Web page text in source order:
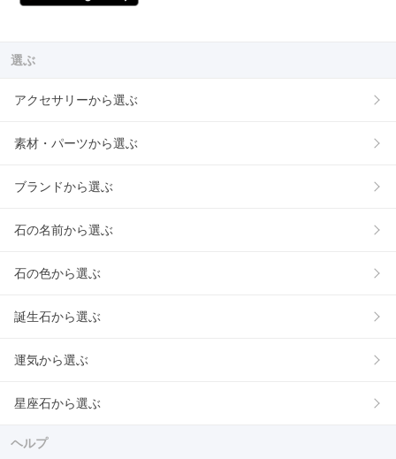
選ぶ
アクセサリーから選ぶ
素材・パーツから選ぶ
ブランドから選ぶ
石の名前から選ぶ
石の色から選ぶ
誕生石から選ぶ
運気から選ぶ
星座石から選ぶ
ヘルプ